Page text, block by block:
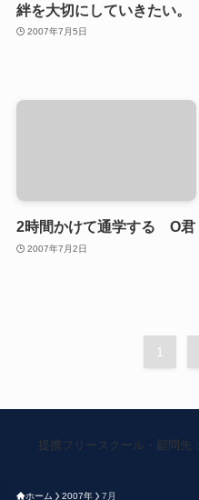
絆を大切にしていきたい。
2007年7月5日
2時間かけて通学する O君
2007年7月2日
1
提携フリースクール・顧問先：
ホーム 2007年 7月